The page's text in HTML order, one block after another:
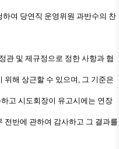
여 당연직 운영위원 과반수의 찬
관 및 제규정으로 정한 사항과 협
위해 상근할 수 있으며, 그 기준은
고 시도회장이 유고시에는 연장
전반에 관하여 감사하고 그 결과를